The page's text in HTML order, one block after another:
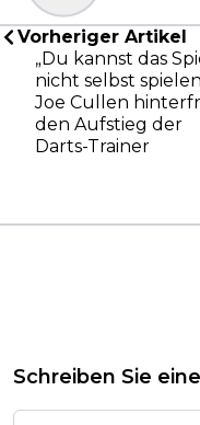
Vorheriger Artikel
„Du kannst das
nicht selbst
Joe Cullen
den Aufstieg der
Darts-Trainer
Schreiben Sie